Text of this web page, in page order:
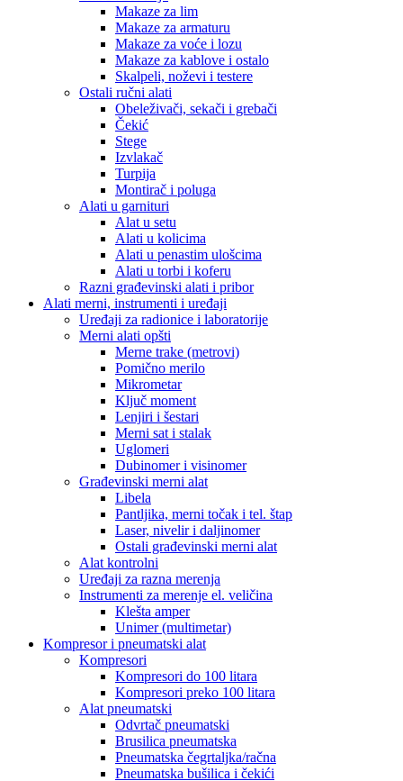
Makaze za lim
Makaze za armaturu
Makaze za voće i lozu
Makaze za kablove i ostalo
Skalpeli, noževi i testere
Ostali ručni alati
Obeleživači, sekači i grebači
Čekić
Stege
Izvlakač
Turpija
Montirač i poluga
Alati u garnituri
Alat u setu
Alati u kolicima
Alati u penastim ulošcima
Alati u torbi i koferu
Razni građevinski alati i pribor
Alati merni, instrumenti i uređaji
Uređaji za radionice i laboratorije
Merni alati opšti
Merne trake (metrovi)
Pomično merilo
Mikrometar
Ključ moment
Lenjiri i šestari
Merni sat i stalak
Uglomeri
Dubinomer i visinomer
Građevinski merni alat
Libela
Pantljika, merni točak i tel. štap
Laser, nivelir i daljinomer
Ostali građevinski merni alat
Alat kontrolni
Uređaji za razna merenja
Instrumenti za merenje el. veličina
Klešta amper
Unimer (multimetar)
Kompresor i pneumatski alat
Kompresori
Kompresori do 100 litara
Kompresori preko 100 litara
Alat pneumatski
Odvrtač pneumatski
Brusilica pneumatska
Pneumatska čegrtaljka/račna
Pneumatska bušilica i čekići